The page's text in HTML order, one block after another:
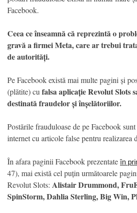
Facebook.
Ceea ce înseamnă că reprezintă o
gravă a firmei Meta, care ar trebui
de autorități.
Pe Facebook există mai multe pagini și
(plătite) cufalsa aplicație Revolut Slots
destinată fraudelor și înșelătoriilor.
Postările frauduloase de pe Facebook
internet cu articole false pentru realizarea
În afara paginii Facebook prezentate în
47), mai există cel puțin următoarele
Revolut Slots: Alistair Drummond,
SpinStorm, Dahlia Sterling, Big Win,